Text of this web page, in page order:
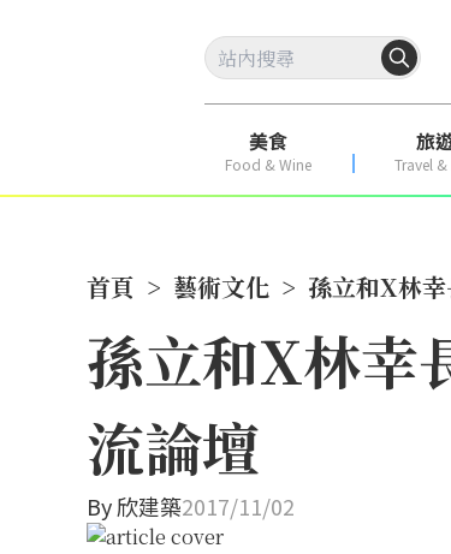
美食
Food & Wine
旅
Travel &
首頁 > 藝術文化 > 孫立和X林
孫立和X林幸
流論壇
By欣建築2017/11/02